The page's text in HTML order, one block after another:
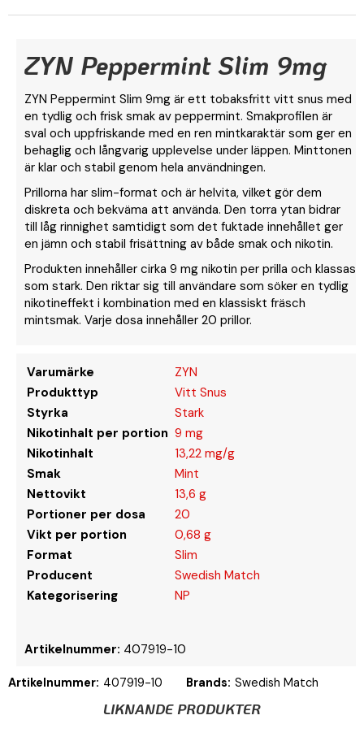
ZYN Peppermint Slim 9mg
ZYN Peppermint Slim 9mg är ett tobaksfritt vitt snus med
en tydlig och frisk smak av peppermint. Smakprofilen är
sval och uppfriskande med en ren mintkaraktär som ger en
behaglig och långvarig upplevelse under läppen. Minttonen
är klar och stabil genom hela användningen.
Prillorna har slim-format och är helvita, vilket gör dem
diskreta och bekväma att använda. Den torra ytan bidrar
till låg rinnighet samtidigt som det fuktade innehållet ger
en jämn och stabil frisättning av både smak och nikotin.
Produkten innehåller cirka 9 mg nikotin per prilla och klassas
som stark. Den riktar sig till användare som söker en tydlig
nikotineffekt i kombination med en klassiskt fräsch
mintsmak. Varje dosa innehåller 20 prillor.
Varumärke
ZYN
Produkttyp
Vitt Snus
Styrka
Stark
Nikotinhalt per portion 9 mg
Nikotinhalt
13,22 mg/g
Smak
Mint
Nettovikt
13,6 g
Portioner per dosa
20
Vikt per portion
0,68 g
Format
Slim
Producent
Swedish Match
Kategorisering
NP
Artikelnummer: 407919-10
Artikelnummer: 407919-10 Brands: Swedish Match
LIKNANDE PRODUKTER